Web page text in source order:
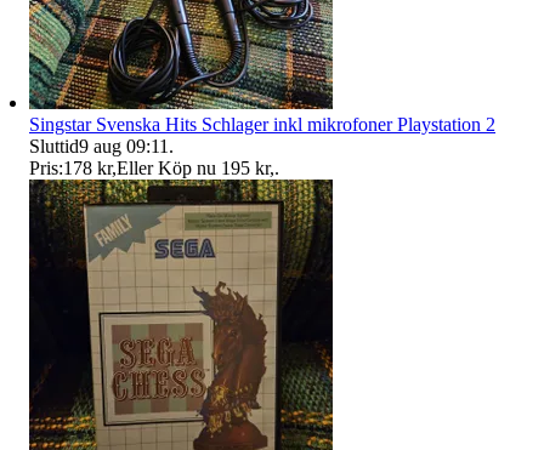
Singstar Svenska Hits Schlager inkl mikrofoner Playstation 2
Sluttid9 aug 09:11 .
Pris:178 kr,Eller Köp nu 195 kr,.